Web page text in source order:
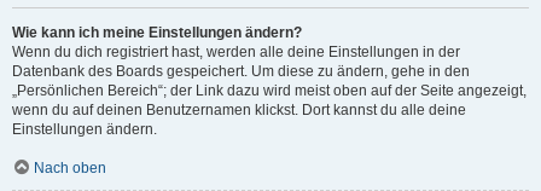
Wie kann ich meine Einstellungen ändern?
Wenn du dich registriert hast, werden alle deine Einstellungen in der
Datenbank des Boards gespeichert. Um diese zu ändern, gehe in den
„Persönlichen Bereich“; der Link dazu wird meist oben auf der Seite angezeigt,
wenn du auf deinen Benutzernamen klickst. Dort kannst du alle deine
Einstellungen ändern.
Nach oben